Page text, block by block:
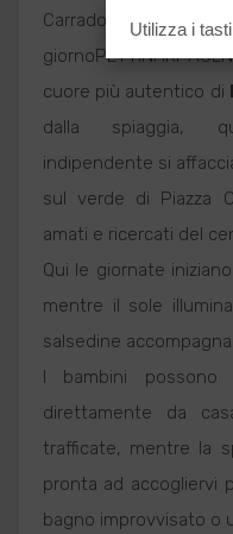
Carradori e
giornoPETTINARI
cuore più autentico di
dalla spiaggia,
indipendente si
sul verde di Piazza
amati e ricercati del
Qui le giornate
mentre il sole
salsedine
I bambini possono
direttamente da
trafficate, mentre la
pronta ad accogliervi
bagno improvvisato o
Utilizza i